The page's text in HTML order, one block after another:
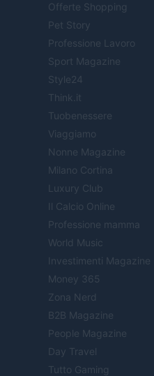
Offerte Shopping
Pet Story
Professione Lavoro
Sport Magazine
Style24
Think.it
Tuobenessere
Viaggiamo
Nonne Magazine
Milano Cortina
Luxury Club
Il Calcio Online
Professione mamma
World Music
Investimenti Magazine
Money 365
Zona Nerd
B2B Magazine
People Magazine
Day Travel
Tutto Gaming